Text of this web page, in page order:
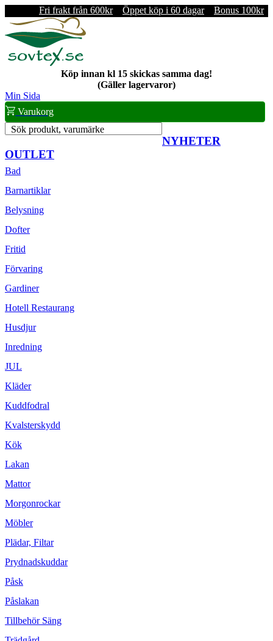
Fri frakt från 600kr Öppet köp i 60 dagar Bonus 100kr
Köp innan kl 15 skickas samma dag!
(Gäller lagervaror)
Min Sida
Varukorg
Sök produkt, varumärke
NYHETER
OUTLET
Bad
Barnartiklar
Belysning
Dofter
Fritid
Förvaring
Gardiner
Hotell Restaurang
Husdjur
Inredning
JUL
Kläder
Kuddfodral
Kvalsterskydd
Kök
Lakan
Mattor
Morgonrockar
Möbler
Plädar, Filtar
Prydnadskuddar
Påsk
Påslakan
Tillbehör Säng